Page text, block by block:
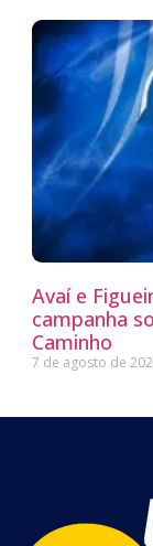
Avaí e
campanha
Caminho
7 de agosto de